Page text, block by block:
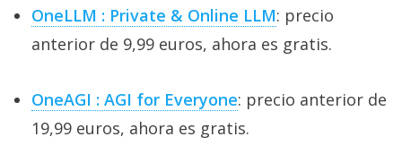
OneLLM : Private & Online LLM: precio
anterior de 9,99 euros, ahora es gratis.
OneAGI : AGI for Everyone: precio anterior de
19,99 euros, ahora es gratis.